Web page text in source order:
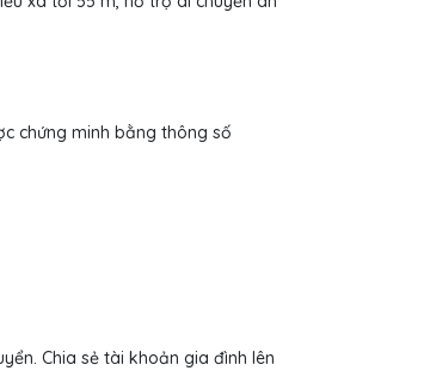
chứng minh bằng thông số
Chia sẻ tài khoản gia đình lên